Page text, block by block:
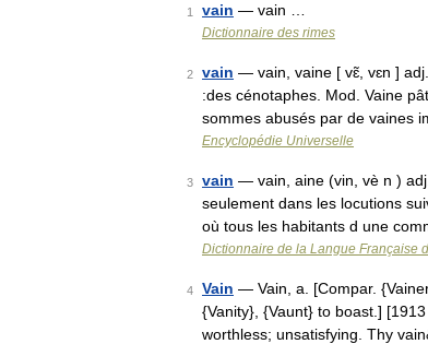
1 vain — vain …
Dictionnaire des rimes
2 vain — vain, vaine [ vɛ̃, vɛn ]
:des cénotaphes. Mod. Vaine
sommes abusés par de vaines
Encyclopédie Universelle
3 vain — vain, aine (vin, vè n )
seulement dans les locutions
où tous les habitants d une
Dictionnaire de la Langue Française
4 Vain — Vain, a. [Compar.
{Vanity}, {Vaunt} to boast.]
worthless; unsatisfying. Thy